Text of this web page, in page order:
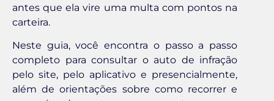
antes que ela vire uma multa com pontos na
carteira.
Neste guia, você encontra o passo a passo
completo para consultar o auto de infração
pelo site, pelo aplicativo e presencialmente,
além de orientações sobre como recorrer e